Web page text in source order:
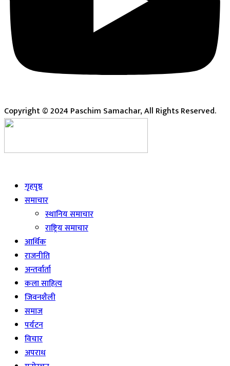
Copyright © 2024 Paschim Samachar, All Rights Reserved.
गृहपृष्ठ
समाचार
स्थानिय समाचार
राष्ट्रिय समाचार
आर्थिक
राजनीति
अन्तर्वार्ता
कला साहित्य
जिवनशैली
समाज
पर्यटन
विचार
अपराध